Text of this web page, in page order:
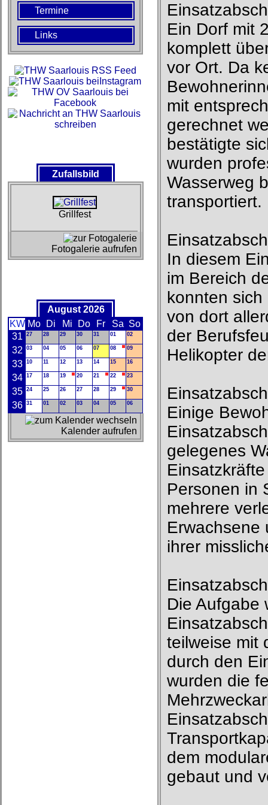
Termine
Links
Zufallsbild
Grillfest
Fotogalerie aufrufen
August 2026
KW Mo Di Mi Do Fr Sa So
31
27 28 29 30 31 01 02
32 03 04 05 06 07 08 09
33 10 11 12 13 14 15 16
34 17 18 19 20 21 22 23
35 24 25 26 27 28 29 30
36 31 01 02 03 04 05 06
Kalender aufrufen
Ein Dorf mit
komplett
vor Ort. Da
mit
gerechnet
bestätigte
wurden
Wasserweg
transportiert.
In diesem
im Bereich
konnten
von dort
der
Helikopter
Einige
gelegenes
Personen in
mehrere
Erwachsene
ihrer
Die Aufgabe
teilweise mit
durch den
wurden die
dem
gebaut und